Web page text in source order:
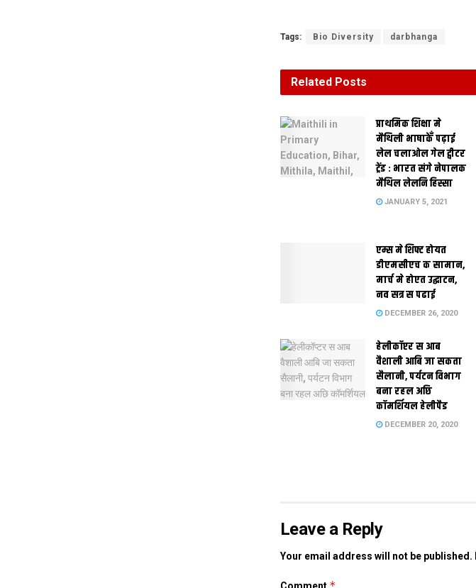
Tags: Bio Diversity darbhanga
Related Posts
प्राथमिक शि‍क्षा मे
मैथि‍ली भाषाकेँ पढ़ाई
लेल चलाओल गेल ट्वीटर
ट्रेंड : भारत संगे नेपालक
मैथिल लेलनि हिस्सा
JANUARY 5, 2021
एम्स मे शिफ्ट होयत
डीएमसीएच क सामान,
मार्च मे होएत उद्घाटन,
नव सत्र स पढाई
DECEMBER 26, 2020
हेलीकॉप्टर स आब
वैशाली आबि जा सकता
सैलानी, पर्यटन विभाग
बना रहल अछि
कॉमर्शियल हेलीपैड
DECEMBER 20, 2020
Leave a Reply
Your email address will not be published.